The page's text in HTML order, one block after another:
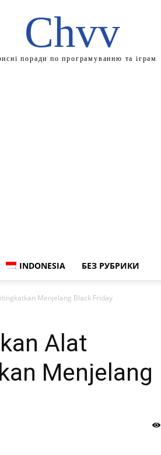
Chvv
поради по програмуванню та іграм
INDONESIA БЕЗ РУБРИКИ
Menjelang Black Friday
Alat
Menjelang